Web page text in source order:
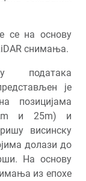
се на основу
снимања.
је
позицијама
и 25m) и
висинску
долази до
На основу
из епохе